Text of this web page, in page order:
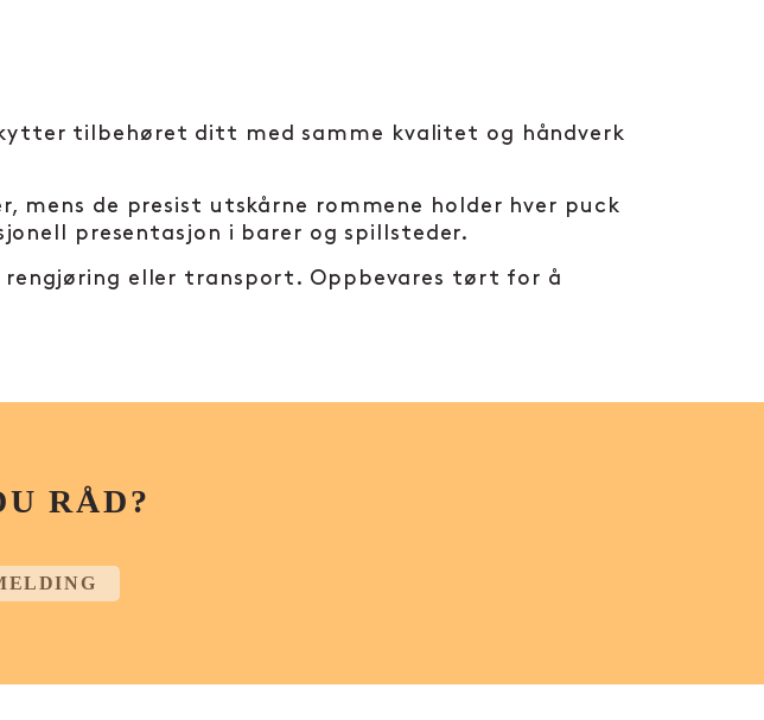
tilbehøret ditt med samme kvalitet og håndverk
de presist utskårne rommene holder hver puck
presentasjon i barer og spillsteder.
rengjøring eller transport. Oppbevares tørt for å
RÅD?